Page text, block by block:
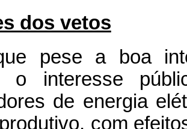
dos vetos
pese a boa
o interesse
de energia
com